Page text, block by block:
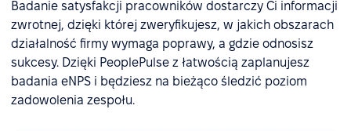
Badanie satysfakcji pracowników dostarczy Ci informacji
zwrotnej, dzięki której zweryfikujesz, w jakich obszarach
działalność firmy wymaga poprawy, a gdzie odnosisz
sukcesy. Dzięki PeoplePulse z łatwością zaplanujesz
badania eNPS i będziesz na bieżąco śledzić poziom
zadowolenia zespołu.